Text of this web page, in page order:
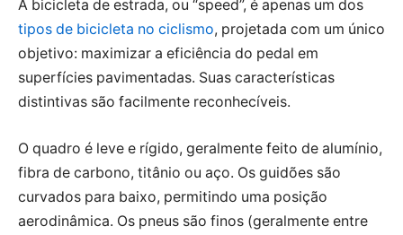
A bicicleta de estrada, ou “speed”, é apenas um dos
tipos de bicicleta no ciclismo, projetada com um único
objetivo: maximizar a eficiência do pedal em
superfícies pavimentadas. Suas características
distintivas são facilmente reconhecíveis.
O quadro é leve e rígido, geralmente feito de alumínio,
fibra de carbono, titânio ou aço. Os guidões são
curvados para baixo, permitindo uma posição
aerodinâmica. Os pneus são finos (geralmente entre